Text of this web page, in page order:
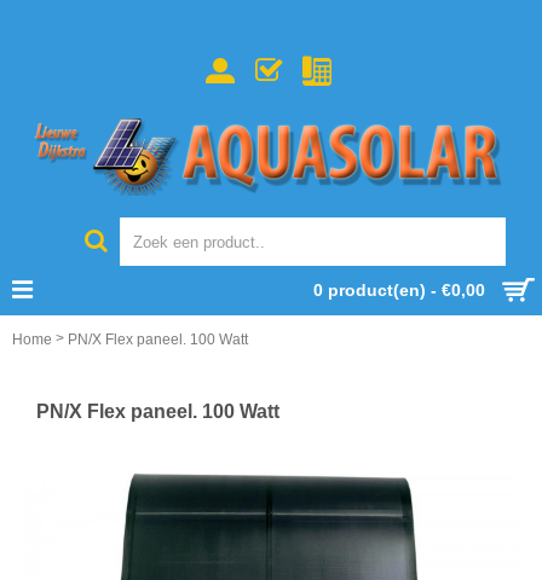
0 product(en) - €0,00
Home > PN/X Flex paneel. 100 Watt
PN/X Flex paneel. 100 Watt